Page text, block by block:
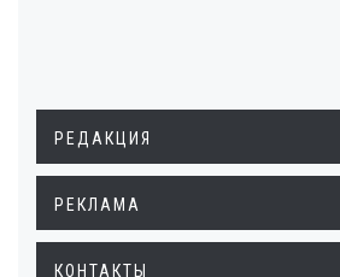
РЕДАКЦИЯ
РЕКЛАМА
КОНТАКТЫ